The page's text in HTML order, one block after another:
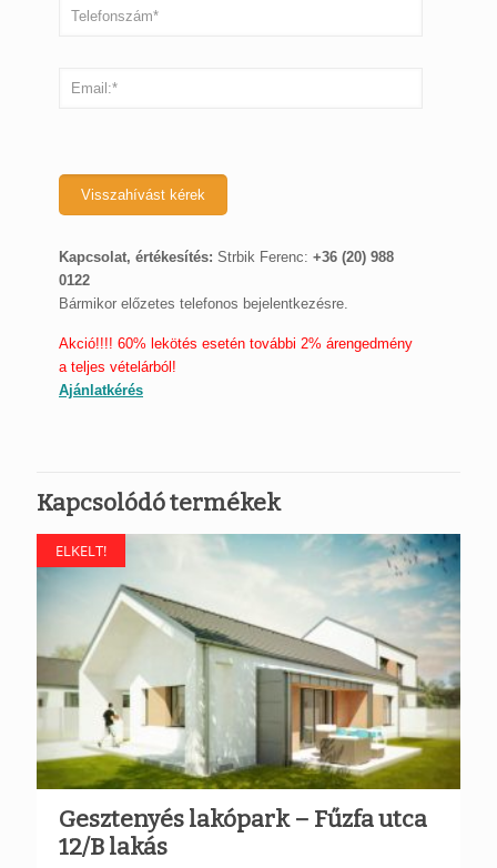
Kapcsolat, értékesítés: Strbik Ferenc: +36 (20) 988
0122
Bármikor előzetes telefonos bejelentkezésre.
Akció!!!! 60% lekötés esetén további 2% árengedmény
a teljes vételárból!
Ajánlatkérés
Kapcsolódó termékek
ELKELT!
Gesztenyés lakópark – Fűzfa utca
12/B lakás